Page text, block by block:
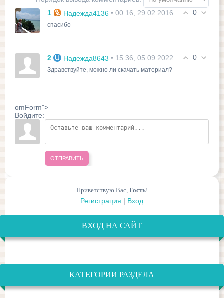
0
1 Надежда4136 • 00:16, 29.02.2016
спасибо
0
2 Надежда8643 • 15:36, 05.09.2022
Здравствуйте, можно ли скачать материал?
omForm">
Войдите:
ОТПРАВИТЬ
Приветствую Вас, Гость!
Регистрация | Вход
ВХОД НА САЙТ
КАТЕГОРИИ РАЗДЕЛА